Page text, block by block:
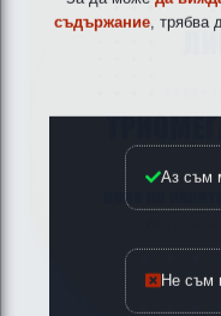
съдържание
, трябва
Аз съм
Не съм